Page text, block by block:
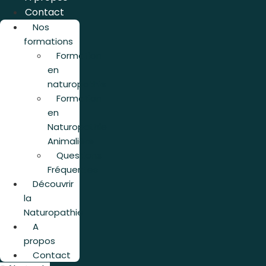
Contact
Nos
formations
Formation
en
naturopathie
Formation
en
Naturopathie
Animalière
Questions
Fréquentes
Découvrir
la
Naturopathie
A
propos
Contact